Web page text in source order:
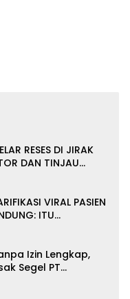
RESES DI JIRAK
DAN TINJAU
3R
VIRAL PASIEN
ITU
Izin Lengkap,
Segel PT